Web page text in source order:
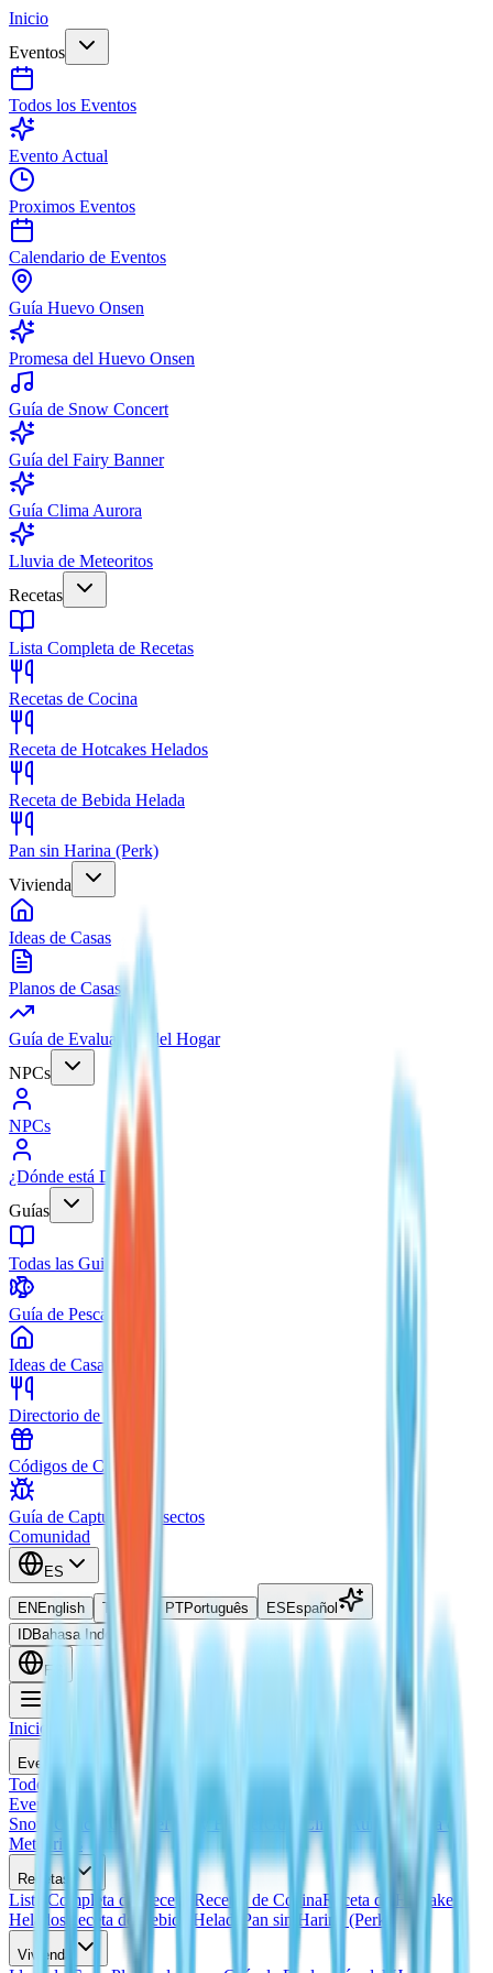
Inicio
Eventos
Todos los Eventos
Evento Actual
Proximos Eventos
Calendario de Eventos
Guía Huevo Onsen
Promesa del Huevo Onsen
Guía de Snow Concert
Guía del Fairy Banner
Guía Clima Aurora
Lluvia de Meteoritos
Recetas
Lista Completa de Recetas
Recetas de Cocina
Receta de Hotcakes Helados
Receta de Bebida Helada
Pan sin Harina (Perk)
Vivienda
Ideas de Casas
Planos de Casas
Guía de Evaluación del Hogar
NPCs
NPCs
¿Dónde está Doris?
Guías
Todas las Guias
Guía de Pesca
Ideas de Casas
Directorio de Recetas
Códigos de Canje
Guía de Captura de Insectos
Comunidad
ES
EN English TH PTPortuguês ES Español
IDBahasa Indonesia
ES
Inicio
Eventos
Todos los EventosEvento Actual
Calendario de
Eventos
Guía Huevo Onsen
Snow Concert
Guía del Fairy Banner Guía Clima Aurora
Lluvia de
Meteoritos
Recetas
Lista Completa de Recetas Recetas de CocinaReceta de Hotcakes
Helados Receta de Bebida Helada Pan sin Harina (Perk)
Vivienda